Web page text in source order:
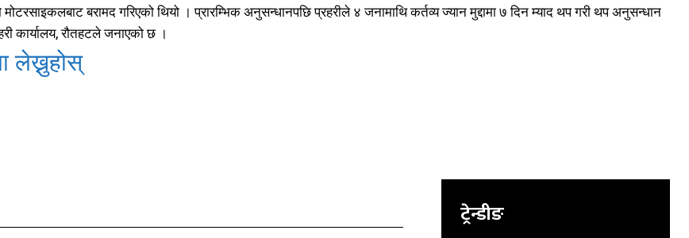
पत्रपत्रिका 9
कोशी 7
संवाद
विचार
पत्रपत्रिका 9
कोशी 7
संवाद
विचार
बरामद गरिएको थियो । प्रारम्भिक अनुसन्धानपछि प्रहरीले ४ जनामाथि कर्तव्य ज्यान मुद्दामा ७ दिन म्याद थप गरी थप अनुसन्धान
कार्यालय, रौतहटले जनाएको छ ।
लेख्नुहोस्
ट्रेन्डीङ